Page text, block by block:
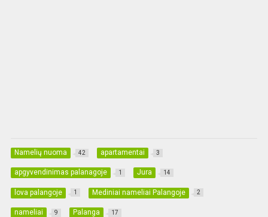
Namelių nuoma 42 apartamentai 3
apgyvendinimas palanagoje 1 Jura 14
lova palangoje 1 Mediniai nameliai Palangoje 2
nameliai 9 Palanga 17